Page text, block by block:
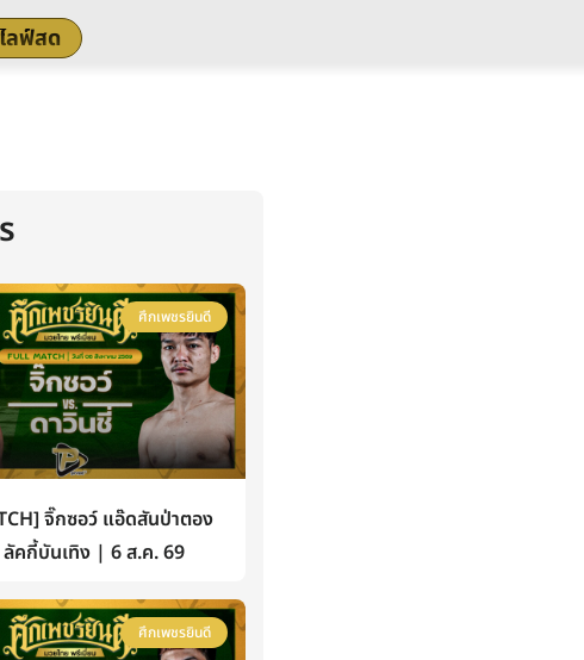
ลฟ์สด
ศึกเพชรยินดี
จิ๊กซอว์ แอ๊ดสันป่าตอง
ลัคกี้บันเทิง | 6 ส.ค. 69
ศึกเพชรยินดี